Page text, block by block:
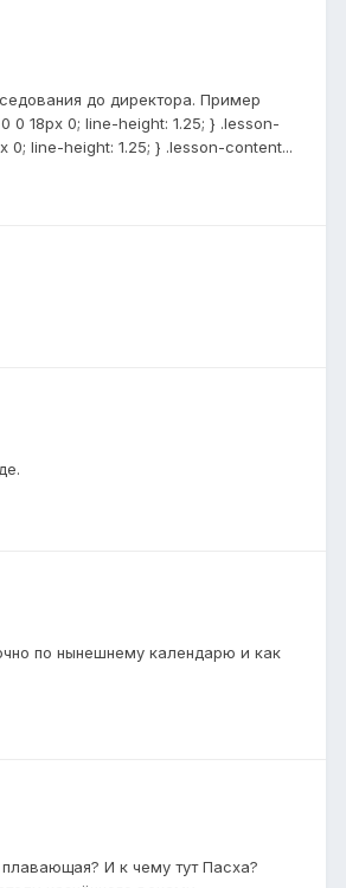
до директора. Пример
0 18px 0; line-height: 1.25; } .lesson-
0; line-height: 1.25; } .lesson-content...
по нынешнему календарю и как
И к чему тут Пасха?